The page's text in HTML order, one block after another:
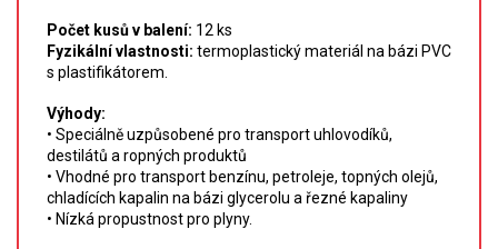
UV-VIS FLUO
DETEKTORY HPLC
VÝBOJKY PRO UV/VIS
SPEKTROFOTOMETRY
Počet kusů v balení: 12 ks
Fyzikální vlastnosti: termoplastický materiál na bázi PVC
s plastifikátorem.
Výhody:
• Speciálně uzpůsobené pro transport uhlovodíků,
destilátů a ropných produktů
• Vhodné pro transport benzínu, petroleje, topných olejů,
chladících kapalin na bázi glycerolu a řezné kapaliny
• Nízká propustnost pro plyny.